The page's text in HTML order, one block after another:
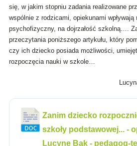
się, w jakim stopniu zadania realizowane
wspólnie z rodzicami, opiekunami wpływają
psychofizyczny, na dojrzałość szkolną….
przeczytania poniższego artykułu, który
czy ich dziecko posiada możliwości,
rozpoczęcia nauki w szkole…
Zanim dziecko
szkoły podstawowej... -
Lucynę Bąk - pedagog-